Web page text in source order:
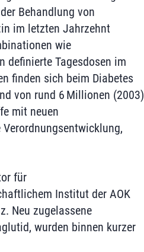
Behandlung von
im letzten Jahrzehnt
wie
definierte Tagesdosen im
finden sich beim Diabetes
von rund 6 Millionen (2003)
mit neuen
Verordnungsentwicklung,
für
Institut der AOK
Neu zugelassene
wurden binnen kurzer